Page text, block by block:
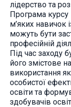
лідерство та
Програма курсу
м’яких навичок
можуть бути
професійній
Під час заходу
його змістове
використання
особистої
освіти та
здобувачів